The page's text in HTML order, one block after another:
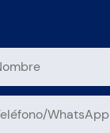
WhatsApp